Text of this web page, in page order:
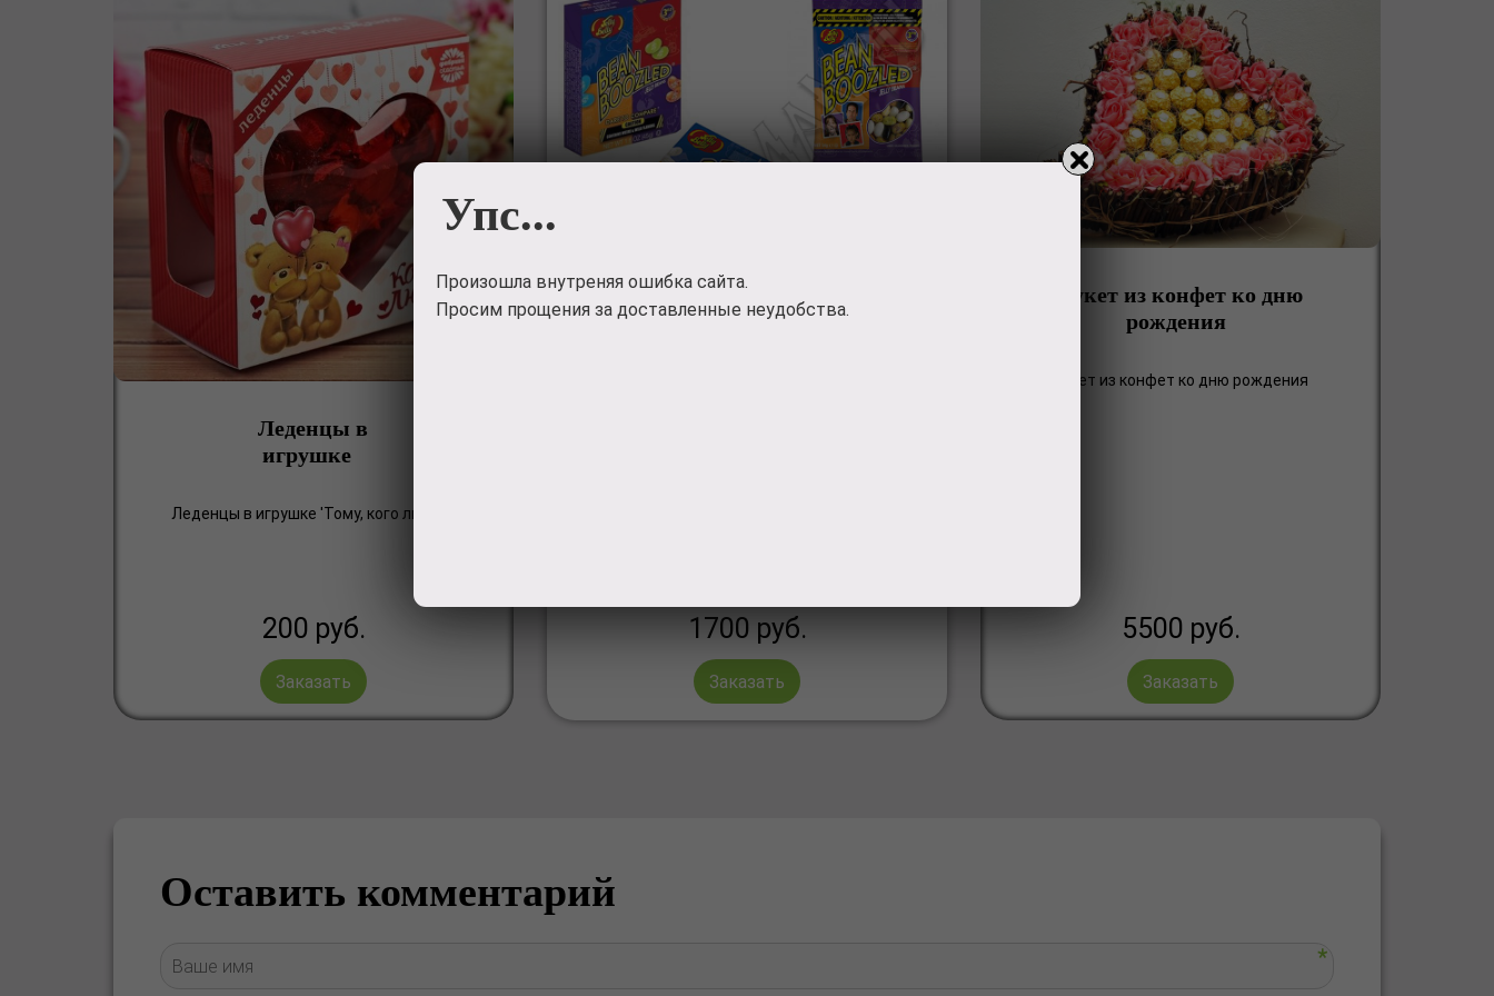
Леденцы в
игрушке
Леденцы в игрушке 'Тому, кого люблю'
200 руб.
Заказать
1700 руб.
Заказать
Букет из конфет ко дню
рождения
Букет из конфет ко дню рождения
5500 руб.
Заказать
Оставить комментарий
Упс...
Произошла внутреняя ошибка сайта.
Просим прощения за доставленные неудобства.